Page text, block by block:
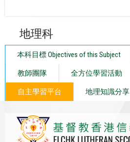
地理科
本科目標 Objectives of this Subject
教師團隊 全方位學習活動
自主學習平台 地理知識分享